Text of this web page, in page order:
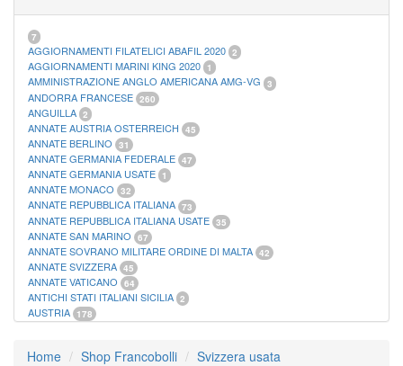
MATERIALE FILATELICO MARINI 33
RACCOGLITORI XL
7
AGGIORNAMENTI FILATELICI ABAFIL 2020 2
AGGIORNAMENTI MARINI KING 2020 1
AMMINISTRAZIONE ANGLO AMERICANA AMG-VG 3
ANDORRA FRANCESE 260
ANGUILLA 2
ANNATE AUSTRIA OSTERREICH 45
ANNATE BERLINO 31
ANNATE GERMANIA FEDERALE 47
ANNATE GERMANIA USATE 1
ANNATE MONACO 32
ANNATE REPUBBLICA ITALIANA 73
ANNATE REPUBBLICA ITALIANA USATE 35
ANNATE SAN MARINO 67
ANNATE SOVRANO MILITARE ORDINE DI MALTA 42
ANNATE SVIZZERA 45
ANNATE VATICANO 64
ANTICHI STATI ITALIANI SICILIA 2
AUSTRIA 178
CASTELROSSO 10
Home Shop Francobolli
Svizzera usata